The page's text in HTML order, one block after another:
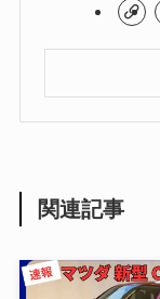
関連記事